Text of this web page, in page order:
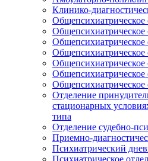
Клинико-
Общепсихиатрическое
Отделение
стационарных
типа
Отделение судебно-
Приемно-
Психиатрический
Психиатрическое